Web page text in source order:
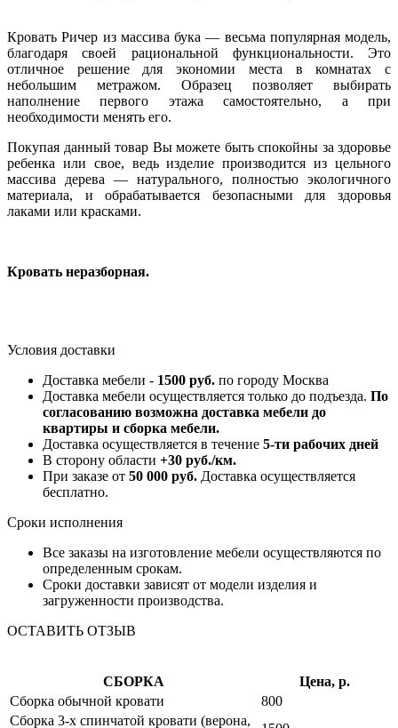
Кровать Ричер из массива бука — весьма популярная модель,
благодаря своей рациональной функциональности. Это
отличное решение для экономии места в комнатах с
небольшим метражом. Образец позволяет выбирать
наполнение первого этажа самостоятельно, а при
необходимости менять его.
Покупая данный товар Вы можете быть спокойны за здоровье
ребенка или свое, ведь изделие производится из цельного
массива дерева — натурального, полностью экологичного
материала, и обрабатывается безопасными для здоровья
лаками или красками.
Кровать неразборная.
Условия доставки
Доставка мебели - 1500 руб. по городу Москва
Доставка мебели осуществляется только до подъезда. По
согласованию возможна доставка мебели до
квартиры и сборка мебели.
Доставка осуществляется в течение 5-ти рабочих дней
В сторону области +30 руб./км.
При заказе от 50 000 руб. Доставка осуществляется
бесплатно.
Сроки исполнения
Все заказы на изготовление мебели осуществляются по
определенным срокам.
Сроки доставки зависят от модели изделия и
загруженности производства.
ОСТАВИТЬ ОТЗЫВ
СБОРКА
Цена, р.
Сборка обычной кровати
800
Сборка 3-х спинчатой кровати (верона,